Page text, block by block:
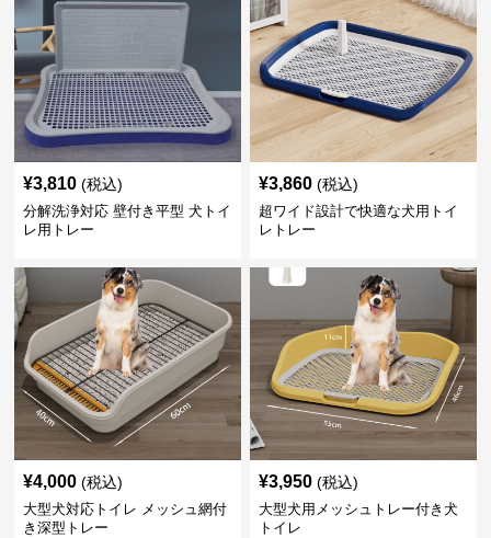
¥3,810 (税込)
分解洗浄対応 壁付き平型 犬トイ
レ用トレー
¥3,860 (税込)
超ワイド設計で快適な犬用トイ
レトレー
¥4,000 (税込)
大型犬対応トイレ メッシュ網付
き深型トレー
¥3,950 (税込)
大型犬用メッシュトレー付き犬
トイレ